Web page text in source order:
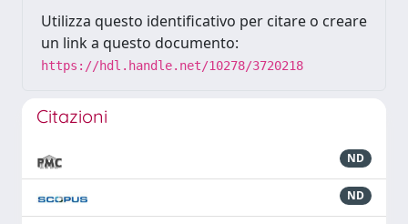
Utilizza questo identificativo per citare o creare
un link a questo documento:
https://hdl.handle.net/10278/3720218
Citazioni
ND
ND